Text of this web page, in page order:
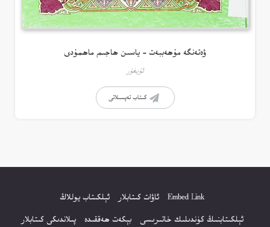
ۋەتەنگە مۇھەببەت – ياسىن ھاجىم ماھمۇدى
ئۇيغۇر
كىتاب تەپسىلاتى
Embed Link ئاۋات كىتابلار
ئېلكىتاب يوللاڭ
ئېلكىتابنىڭ كۈندىلىك خاتىرىسى
بېكەت ھەققىدە
پىلاندىكى كىتابلار